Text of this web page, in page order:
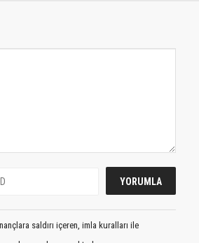
saldırı içeren, imla kuralları ile